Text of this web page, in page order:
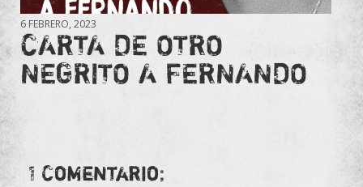
6 FEBRERO, 2023
CARTA DE OTRO
NEGRITO A FERNANDO
1 Comentario;